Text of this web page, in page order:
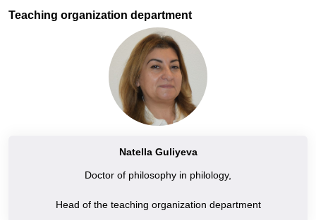
Teaching organization department
Natella Guliyeva
Doctor of philosophy in philology,
Head of the teaching organization department